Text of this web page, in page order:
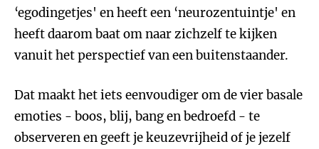
‘egodingetjes' en heeft een ‘neurozentuintje' en
heeft daarom baat om naar zichzelf te kijken
vanuit het perspectief van een buitenstaander.
Dat maakt het iets eenvoudiger om de vier basale
emoties - boos, blij, bang en bedroefd - te
observeren en geeft je keuzevrijheid of je jezelf